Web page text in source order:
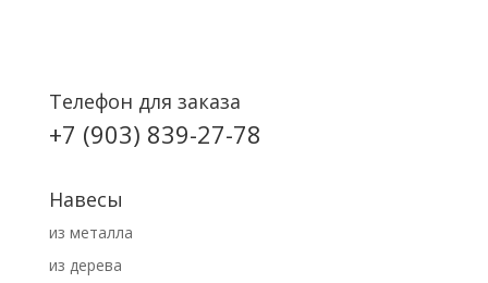
Телефон для заказа
+7 (903) 839-27-78
Навесы
из металла
из дерева